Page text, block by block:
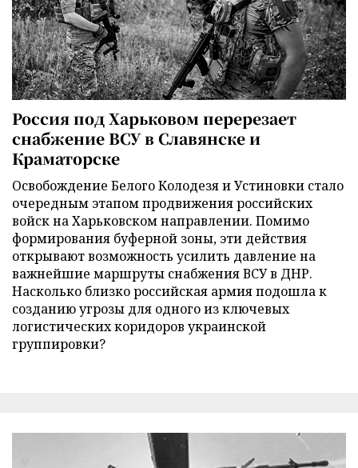
Россия под Харьковом перерезает
снабжение ВСУ в Славянске и
Краматорске
Освобождение Белого Колодезя и Устиновки стало
очередным этапом продвижения российских
войск на Харьковском направлении. Помимо
формирования буферной зоны, эти действия
открывают возможность усилить давление на
важнейшие маршруты снабжения ВСУ в ДНР.
Насколько близко российская армия подошла к
созданию угрозы для одного из ключевых
логистических коридоров украинской
группировки?